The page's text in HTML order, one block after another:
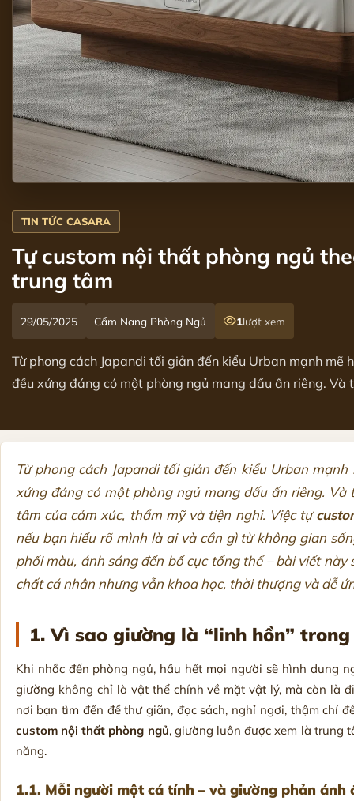
Tự custom nội thất phòng ngủ
trung tâm
29/05/2025 Cẩm Nang Phòng Ngủ 1lượt xem
Từ phong cách Japandi tối giản đến kiểu Urban mạnh mẽ
đều xứng đáng có một phòng ngủ mang dấu ấn riêng. Và
Từ phong cách Japandi tối giản đến kiểu Urban
xứng đáng có một phòng ngủ mang dấu ấn riêng.
tâm của cảm xúc, thẩm mỹ và tiện nghi. Việc tự
nếu bạn hiểu rõ mình là ai và cần gì từ không gian
phối màu, ánh sáng đến bố cục tổng thể – bài viết
chất cá nhân nhưng vẫn khoa học, thời thượng và dễ
1. Vì sao giường là “linh hồn”
Khi nhắc đến phòng ngủ, hầu hết mọi người sẽ hình dung
giường không chỉ là vật thể chính về mặt vật lý, mà còn là
nơi bạn tìm đến để thư giãn, đọc sách, nghỉ ngơi, thậm chí
custom nội thất phòng ngủ, giường luôn được xem là trung
năng.
1.1. Mỗi người một cá tính – và giường phản ánh